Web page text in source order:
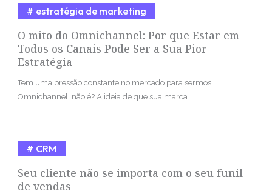
O mito do Omnichannel: Por que Estar em
Todos os Canais Pode Ser a Sua Pior
Estratégia
estratégia de marketing
Tem uma pressão constante no mercado para sermos
Omnichannel, não é? A ideia de que sua marca...
Seu cliente não se importa com o seu funil
de vendas
CRM